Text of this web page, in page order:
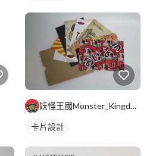
妖怪王國Monster_Kingdom
卡片設計